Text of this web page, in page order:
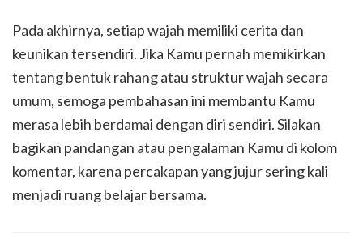
Pada akhirnya, setiap wajah memiliki cerita dan
keunikan tersendiri. Jika Kamu pernah memikirkan
tentang bentuk rahang atau struktur wajah secara
umum, semoga pembahasan ini membantu Kamu
merasa lebih berdamai dengan diri sendiri. Silakan
bagikan pandangan atau pengalaman Kamu di kolom
komentar, karena percakapan yang jujur sering kali
menjadi ruang belajar bersama.